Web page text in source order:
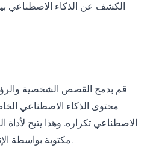
الكشف عن الذكاء الاصطناعي
قم بدمج القصص الشخصية
محتوى الذكاء الاصطناعي
الاصطناعي تكراره. وهذا يتيح لأداة
مكتوبة بواسطة الإنسان وتضيف الأصالة والعمق.